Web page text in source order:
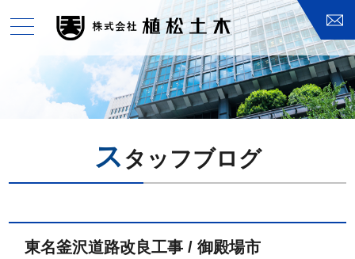
toggle
navigation
スタッフブログ
東名釜沢道路改良工事 / 御殿場市